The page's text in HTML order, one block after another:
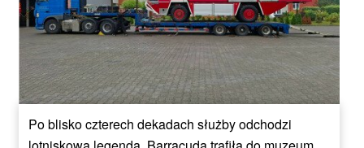
Po blisko czterech dekadach służby odchodzi